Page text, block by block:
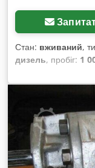
Стан: вживаний,
дизель, пробіг: 1